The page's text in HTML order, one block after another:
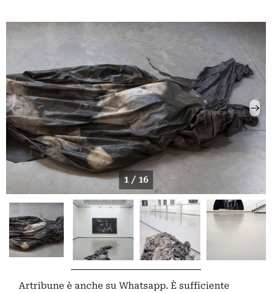
1 / 16
Artribune è anche su Whatsapp. È sufficiente